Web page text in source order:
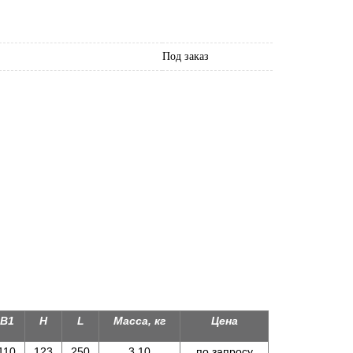
Под заказ
B1 H L Масса, кг Цена